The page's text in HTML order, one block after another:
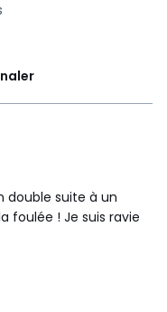
double suite à un
foulée ! Je suis ravie